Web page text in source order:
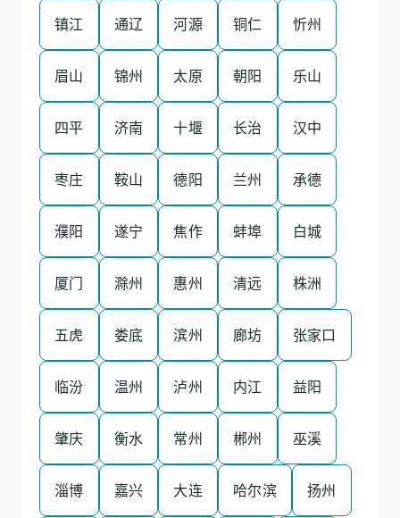
镇江 通辽 河源 铜仁 忻州
眉山 锦州 太原 朝阳 乐山
四平 济南 十堰 长治 汉中
枣庄 鞍山 德阳 兰州 承德
濮阳 遂宁 焦作 蚌埠 白城
厦门 滁州 惠州 清远 株洲
五虎 娄底 滨州 廊坊 张家口
临汾 温州 泸州 内江 益阳
肇庆 衡水 常州 郴州 巫溪
淄博 嘉兴 大连 哈尔滨 扬州